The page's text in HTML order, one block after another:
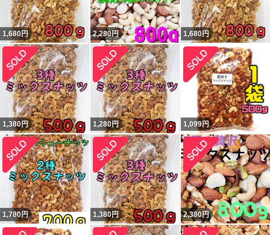
1,680円 2,280円 1,680円
1,380円 1,280円 1,099円
1,780円 1,380円 2,380円